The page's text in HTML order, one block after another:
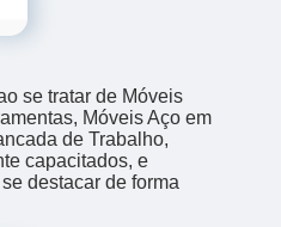
se tratar de Móveis
Móveis Aço em
de Trabalho,
capacitados, e
destacar de forma